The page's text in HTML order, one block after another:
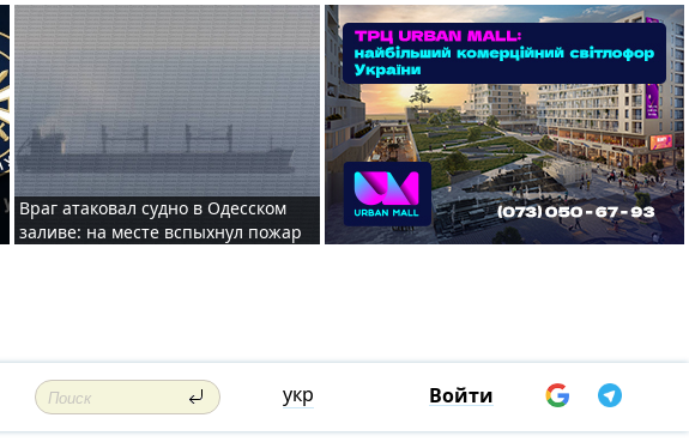
Враг атаковал судно в Одесском
заливе: на месте вспыхнул пожар
укр Войти